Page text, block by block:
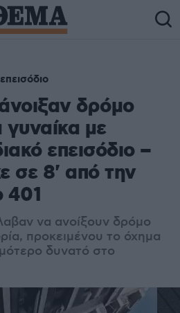
δρόμο
με
επεισόδιο –
σε 8' από την
401
να ανοίξουν δρόμο
προκειμένου το όχημα
δυνατό στο